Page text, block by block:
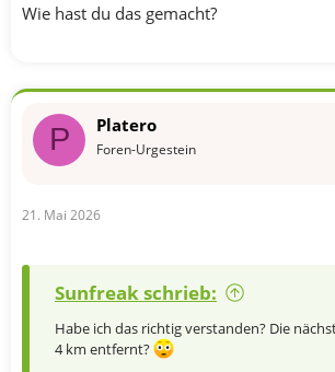
Wie hast du das gemacht?
P Platero
Foren-Urgestein
21. Mai 2026
Sunfreak schrieb:
Habe ich das richtig verstanden? Die
4 km entfernt?